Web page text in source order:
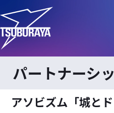
パートナーシ
アソビズム「城と